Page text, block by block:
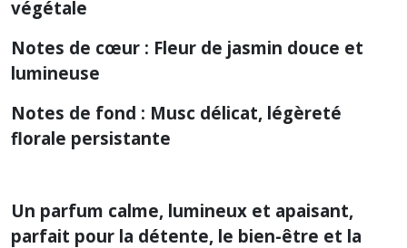
végétale
Notes de cœur : Fleur de jasmin douce et
lumineuse
Notes de fond : Musc délicat, légèreté
florale persistante
Un parfum calme, lumineux et apaisant,
parfait pour la détente, le bien-être et la